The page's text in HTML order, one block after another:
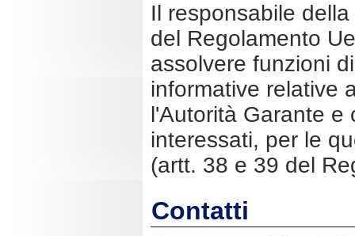
Il responsabile
del Regolamento
assolvere funzioni
informative relative
l'Autorità Garante e
interessati, per le
(artt. 38 e 39 del
Contatti